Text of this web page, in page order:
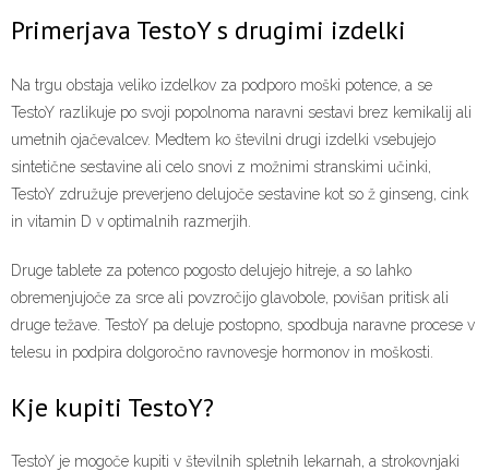
Primerjava TestoY s drugimi izdelki
Na trgu obstaja veliko izdelkov za podporo moški potence, a se
TestoY razlikuje po svoji popolnoma naravni sestavi brez kemikalij ali
umetnih ojačevalcev. Medtem ko številni drugi izdelki vsebujejo
sintetične sestavine ali celo snovi z možnimi stranskimi učinki,
TestoY združuje preverjeno delujoče sestavine kot so ž ginseng, cink
in vitamin D v optimalnih razmerjih.
Druge tablete za potenco pogosto delujejo hitreje, a so lahko
obremenjujoče za srce ali povzročijo glavobole, povišan pritisk ali
druge težave. TestoY pa deluje postopno, spodbuja naravne procese v
telesu in podpira dolgoročno ravnovesje hormonov in moškosti.
Kje kupiti TestoY?
TestoY je mogoče kupiti v številnih spletnih lekarnah, a strokovnjaki